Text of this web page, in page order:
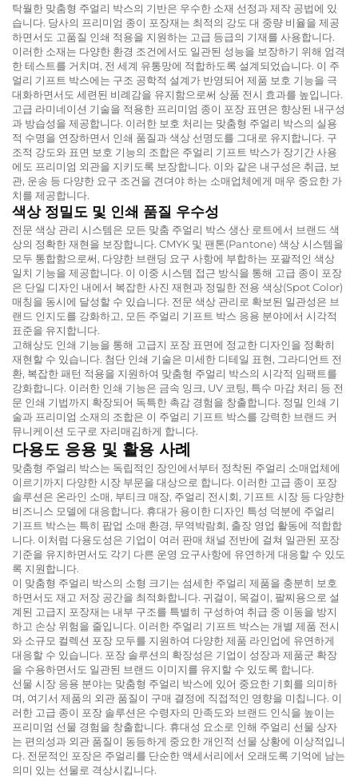
탁월한 맞춤형 주얼리 박스의 기반은 우수한 소재 선정과 제작 공법에 있
습니다. 당사의 프리미엄 종이 포장재는 최적의 강도 대 중량 비율을 제공
하면서도 고품질 인쇄 적용을 지원하는 고급 등급의 기재를 사용합니다.
이러한 소재는 다양한 환경 조건에서도 일관된 성능을 보장하기 위해 엄격
한 테스트를 거치며, 전 세계 유통망에 적합하도록 설계되었습니다. 이 주
얼리 기프트 박스에는 구조 공학적 설계가 반영되어 제품 보호 기능을 극
대화하면서도 세련된 비례감을 유지함으로써 상품 전시 효과를 높입니다.
고급 라미네이션 기술을 적용한 프리미엄 종이 포장 표면은 향상된 내구성
과 방습성을 제공합니다. 이러한 보호 처리는 맞춤형 주얼리 박스의 실용
적 수명을 연장하면서 인쇄 품질과 색상 선명도를 그대로 유지합니다. 구
조적 강도와 표면 보호 기능의 조합은 주얼리 기프트 박스가 장기간 사용
에도 프리미엄 외관을 지키도록 보장합니다. 이와 같은 내구성은 취급, 보
관, 운송 등 다양한 요구 조건을 견뎌야 하는 소매업체에게 매우 중요한 가
치를 제공합니다.
색상 정밀도 및 인쇄 품질 우수성
전문 색상 관리 시스템은 모든 맞춤 주얼리 박스 생산 로트에서 브랜드 색
상의 정확한 재현을 보장합니다. CMYK 및 팬톤(Pantone) 색상 시스템을
모두 통합함으로써, 다양한 브랜딩 요구 사항에 부합하는 포괄적인 색상
일치 기능을 제공합니다. 이 이중 시스템 접근 방식을 통해 고급 종이 포장
은 단일 디자인 내에서 복잡한 사진 재현과 정밀한 전용 색상(Spot Color)
매칭을 동시에 달성할 수 있습니다. 전문 색상 관리로 확보된 일관성은 브
랜드 인지도를 강화하고, 모든 주얼리 기프트 박스 응용 분야에서 시각적
표준을 유지합니다.
고해상도 인쇄 기능을 통해 고급지 포장 표면에 정교한 디자인을 정확히
재현할 수 있습니다. 첨단 인쇄 기술은 미세한 디테일 표현, 그라디언트 전
환, 복잡한 패턴 적용을 지원하여 맞춤형 주얼리 박스의 시각적 임팩트를
강화합니다. 이러한 인쇄 기능은 금속 잉크, UV 코팅, 특수 마감 처리 등 전
문 인쇄 기법까지 확장되어 독특한 촉감 경험을 창출합니다. 정밀 인쇄 기
술과 프리미엄 소재의 조합은 이 주얼리 기프트 박스를 강력한 브랜드 커
뮤니케이션 도구로 자리매김하게 합니다.
다용도 응용 및 활용 사례
맞춤형 주얼리 박스는 독립적인 장인에서부터 정착된 주얼리 소매업체에
이르기까지 다양한 시장 부문을 대상으로 합니다. 이러한 고급 종이 포장
솔루션은 온라인 소매, 부티크 매장, 주얼리 전시회, 기프트 시장 등 다양한
비즈니스 모델에 대응합니다. 휴대가 용이한 디자인 특성 덕분에 주얼리
기프트 박스는 특히 팝업 소매 환경, 무역박람회, 출장 영업 활동에 적합합
니다. 이처럼 다용도성은 기업이 여러 판매 채널 전반에 걸쳐 일관된 포장
기준을 유지하면서도 각기 다른 운영 요구사항에 유연하게 대응할 수 있도
록 지원합니다.
이 맞춤형 주얼리 박스의 소형 크기는 섬세한 주얼리 제품을 충분히 보호
하면서도 재고 저장 공간을 최적화합니다. 귀걸이, 목걸이, 팔찌용으로 설
계된 고급지 포장재는 내부 구조를 특별히 구성하여 취급 중 이동을 방지
하고 손상 위험을 줄입니다. 이러한 주얼리 기프트 박스는 개별 제품 전시
와 소규모 컬렉션 포장 모두를 지원하여 다양한 제품 라인업에 유연하게
대응할 수 있습니다. 포장 솔루션의 확장성은 기업이 성장과 제품군 확장
을 수용하면서도 일관된 브랜드 이미지를 유지할 수 있도록 합니다.
선물 시장 응용 분야는 맞춤형 주얼리 박스에 있어 중요한 기회를 의미하
며, 여기서 제품의 외관 품질이 구매 결정에 직접적인 영향을 미칩니다. 이
러한 고급 종이 포장 솔루션은 수령자의 만족도와 브랜드 인식을 높이는
프리미엄 선물 경험을 창출합니다. 휴대성 요소로 인해 주얼리 선물 상자
는 편의성과 외관 품질이 동등하게 중요한 개인적 선물 상황에 이상적입니
다. 전문적인 포장은 주얼리를 단순한 액세서리에서 오래도록 기억에 남는
의미 있는 선물로 격상시킵니다.